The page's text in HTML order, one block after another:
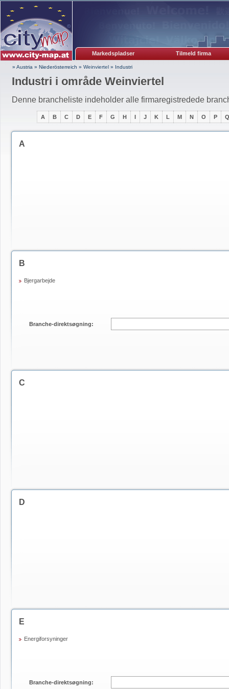
Markedspladser Tilmeld firma
» Austria » Niederösterreich » Weinviertel » Industri
Industri i område Weinviertel
Denne brancheliste indeholder alle firmaregistredede
A B C D E F G H I J K L M N O P Q
A
B
Bjergarbejde
Branche-direktsøgning:
C
D
E
Energiforsyninger
Branche-direktsøgning: